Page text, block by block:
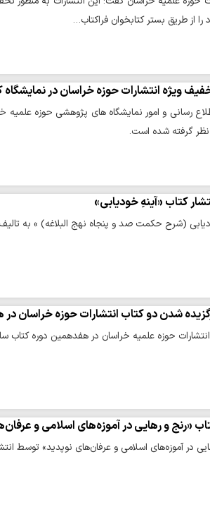
را از طریق بستر کتابخوان فراکتاب…
ویژه انتشارات حوزه خراسان در نمایشگاه
نظر گرفته شده است.
کتاب «آینهِ خودیابی»
(شرح حکمت صد و پنجاه نهج البلاغه) » به
شدن دو کتاب انتشارات حوزه خراسان
حوزه علمیه خراسان در هفدهمین دوره کتاب
«رنج و رهایی در آموزه‌های اسلامی و
در آموزه‌های اسلامی و عرفان‌های نوپدید» توسط